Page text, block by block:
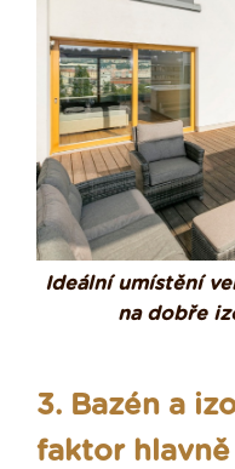
Ideální umístění
na dobře
3. Bazén a
faktor